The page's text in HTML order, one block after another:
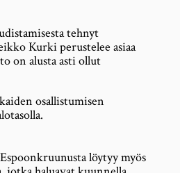
tehnyt
Kurki perustelee asiaa
on alusta asti ollut
osallistumisen
löytyy myös